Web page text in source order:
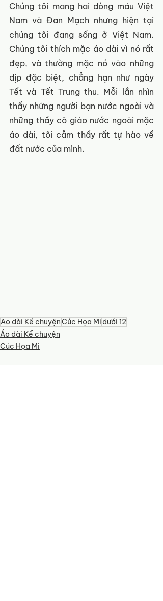
Chúng tôi mang hai dòng máu Việt
Nam và Đan Mạch nhưng hiện tại
chúng tôi đang sống ở Việt Nam.
Chúng tôi thích mặc áo dài vì nó rất
đẹp, và thường mặc nó vào những
dịp đặc biệt, chẳng hạn như ngày
Tết và Tết Trung thu. Mỗi lần nhìn
thấy những người bạn nước ngoài và
những thầy cô giáo nước ngoài mặc
áo dài, tôi cảm thấy rất tự hào về
đất nước của mình.
Áo dài Kể chuyệnCúc Họa Mi dưới 12
Áo dài Kể chuyện
Cúc Họa Mi